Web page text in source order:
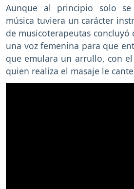
Aunque al principio solo
música tuviera un carácter
de musicoterapeutas
una voz femenina para que
que emulara un arrullo, con
quien realiza el masaje le